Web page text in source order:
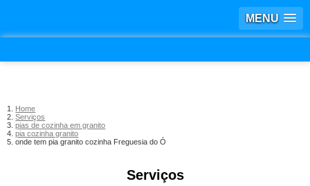
MENU
Home
Serviços
pias de cozinha em granito
pia cozinha granito
onde tem pia granito cozinha Freguesia do Ó
Serviços